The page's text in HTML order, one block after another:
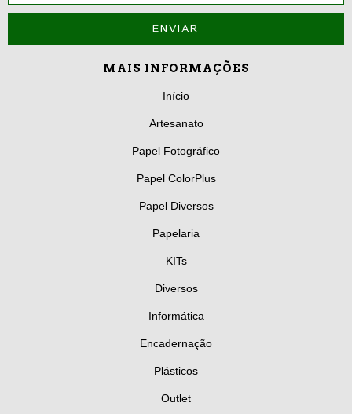
MAIS INFORMAÇÕES
Início
Artesanato
Papel Fotográfico
Papel ColorPlus
Papel Diversos
Papelaria
KITs
Diversos
Informática
Encadernação
Plásticos
Outlet